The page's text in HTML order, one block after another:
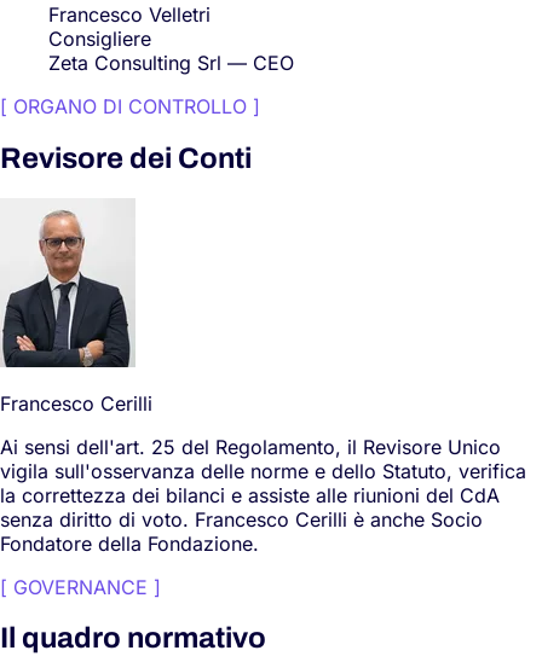
Francesco Velletri
Consigliere
Zeta Consulting Srl — CEO
[ ORGANO DI CONTROLLO ]
Revisore dei Conti
Francesco Cerilli
Ai sensi dell'art. 25 del Regolamento, il Revisore Unico
vigila sull'osservanza delle norme e dello Statuto, verifica
la correttezza dei bilanci e assiste alle riunioni del CdA
senza diritto di voto. Francesco Cerilli è anche Socio
Fondatore della Fondazione.
[ GOVERNANCE ]
Il quadro normativo